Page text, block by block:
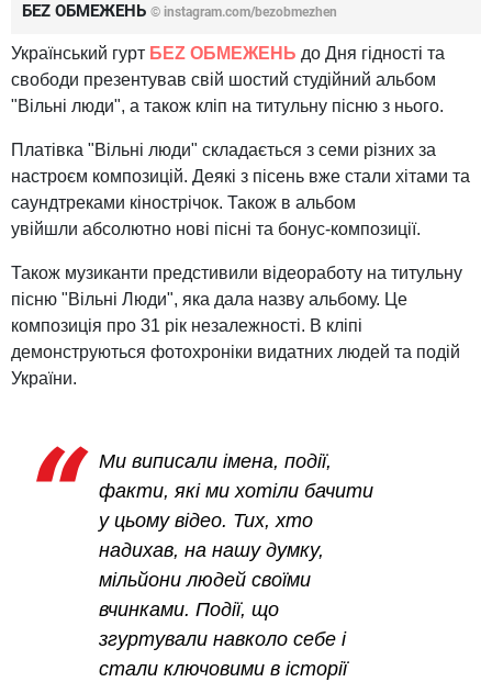
БЕZ ОБМЕЖЕНЬ © instagram.com/bezobmezhen
Український гурт БЕZ ОБМЕЖЕНЬ до Дня гідності та
свободи презентував свій шостий студійний альбом
"Вільні люди", а також кліп на титульну пісню з нього.
Платівка "Вільні люди" складається з семи різних за
настроєм композицій. Деякі з пісень вже стали хітами та
саундтреками кінострічок. Також в альбом
увійшли абсолютно нові пісні та бонус-композиції.
Також музиканти предстивили відеоработу на титульну
пісню "Вільні Люди", яка дала назву альбому. Це
композиція про 31 рік незалежності. В кліпі
демонструються фотохроніки видатних людей та подій
України.
Ми виписали імена, події,
факти, які ми хотіли бачити
у цьому відео. Тих, хто
надихав, на нашу думку,
мільйони людей своїми
вчинками. Події, що
згуртували навколо себе і
стали ключовими в історії